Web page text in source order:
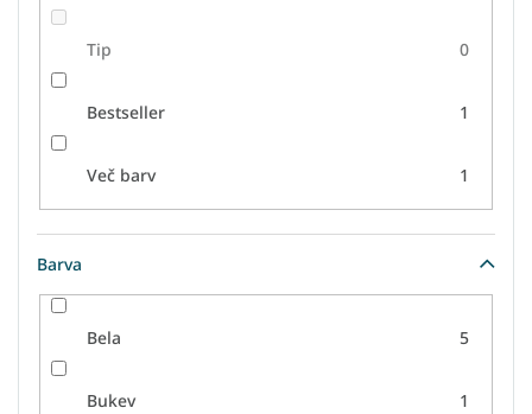
Tip 0
Bestseller 1
Več barv 1
Barva
Bela 5
Bukev 1